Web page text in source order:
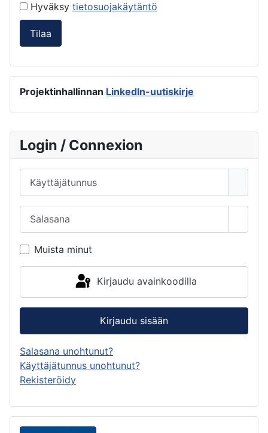
Login / Connexion
Muista minut
Kirjaudu avainkoodilla
Kirjaudu sisään
Salasana unohtunut?
Käyttäjätunnus unohtunut?
Rekisteröidy
Hyväksy tietosuojakäytäntö
Tilaa
Projektinhallinnan LinkedIn-uutiskirje